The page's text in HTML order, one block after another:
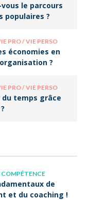
le parcours
populaires ?
PRO / VIE PERSO
économies en
?
PRO / VIE PERSO
temps grâce
de
et du coaching !